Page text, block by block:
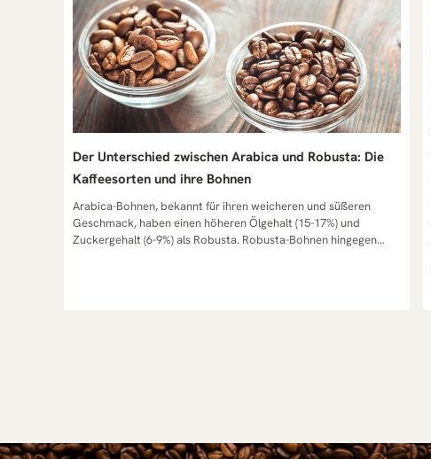
Der Unterschied zwischen Arabica und Robusta: Die
Kaffeesorten und ihre Bohnen
Arabica-Bohnen, bekannt für ihren weicheren und süßeren Geschmack, haben einen höheren Ölgehalt (15-17%) und Zuckergehalt (6-9%) als Robusta. Robusta-Bohnen hingegen bieten einen stärkeren, oft bitteren Geschmack mit höherem Koffeingehalt und gedeihen besser in heißen, niedrigeren Lagen. Arabica beansprucht kühlere, höhere Anbauhöhen und wird wegen seines reichhaltigen Geschmacks geschätzt, während Robusta häufig in Instant-Kaffee und als kostengünstige Alternative in Mischungen verwendet wird. Arabica Robusta Geschmack weicher, süßer und komplexer Geschmack mit fruchtigen und beerigen Noten stärker, oft als bitterbeschrieben mit nussigen oder erdigen Untertönen Koffeingehalt niedrigerer Koffeingehalt höherer Koffeingehalt, macht stärker und bitterer Anbauklima hohe Lagen mit kühlerem Klima (Berghänge) niedrigere, heißere Klimazonen, weniger empfindlich Preis und Verfügbarkeit teurer, qualitativ hochwertiger, anspruchsvollerer Anbau günstiger, oft in Instant-Kaffee und Mischungen als Füllstoff Bohnenform und Größe größer und ovaler kleiner und runder Ölgehalt und Säure höherer Ölgehalt und höhere Säure für reichhaltigeren Geschmack niedrigerer Säuregehalt Geschmack: Arabica-Kaffee wird oft für seinen weicheren, süßeren und komplexeren Geschmack geschätzt, der fruchtige und beerige Noten enthalten kann. Robusta hingegen hat einen stärkeren, oft als bitter beschriebenen Geschmack mit nussigen oder erdigen Untertönen. Koffeingehalt: Robusta-Bohnen enthalten in der Regel mehr Koffein als Arabica-Bohnen. Dies macht Robusta stärker und bitterer im Geschmack und erhöht auch seine natürliche Resistenz gegen Schädlinge. Anbauklima: Arabica-Kaffee wird in höheren Lagen mit kühlerem Klima angebaut, typischerweise an Berghängen. Robusta ist weniger empfindlich und kann in niedrigeren, heißeren Klimazonen wachsen, wo Arabica nicht gedeiht. Preis und Verfügbarkeit: Arabica-Bohnen sind in der Regel teurer als Robusta-Bohnen, da der Anbau anspruchsvoller ist und sie als qualitativ hochwertiger angesehen werden. Robusta wird oft in Instant-Kaffee und als Füllstoff in Kaffeemischungen verwendet, um die Kosten zu senken. Bohnenform und Größe: Arabica-Bohnen sind tendenziell größer und haben eine ovalere Form, während Robusta-Bohnen kleiner und runder sind. Ölgehalt und Säure: Arabica-Bohnen haben einen höheren Ölgehalt und eine höhere Säure, was zu einem reichhaltigeren Geschmack und einer größeren Geschmacksvielfalt führt. Robusta hat in der Regel einen niedrigeren Säuregehalt. Diese Unterschiede führen dazu, dass Arabica und Robusta in unterschiedlichen Kaffeespezialitäten und -mischungen verwendet werden, um bestimmte Geschmacksprofile und Stärken zu erreichen. Weltweit unterscheiden Kaffee-Experten vor allem zwei besonders bedeutende Sorten der Kaffeepflanze: „Arabica“ und „Robusta“. „Coffea Arabica“ und „Coffea Canephora Robusta” gelten als wirtschaftlich wichtigste und außerdem bekannteste Sorten. Insgesamt wird allerdings mehr als doppelt so viel Arabica-Kaffee angebaut wie Robusta-Kaffee. Daneben gibt es natürlich noch einige andere Bohnenarten, doch die sind vergleichsweise selten. Arabica und Robusta sind die zwei Hauptarten von Kaffeebohnen, die heute auf dem Markt erhältlich sind. Aber was unterscheidet sie wirklich voneinander? Arabica VS Robusta: Ein Duell der Kaffeegiganten Kaffee, das Getränk, das von Millionen Menschen weltweit geliebt wird, hat viele Gesichter. Die zwei dominierenden Gesichter in dieser facettenreichen Welt sind Arabica und Robusta. Aber was unterscheidet diese beiden Kaffeesorten, und welche ist die richtige für Sie? Lassen Sie uns in die spannende Welt von Arabica und Robusta Kaffee eintauchen. Arabica Kaffeebohnen sind eher anspruchsvoll Die Arabica-Bohne, oft als die edlere der beiden bezeichnet, hat ihre Wurzeln in Äthiopien. Sie gilt als die älteste bekannte Kaffeebohne und ist heute für etwa 60-70% des weltweiten Kaffeekonsums verantwortlich. Arabica-Kaffeebohnen sind oval geformt und weisen oft eine geschwungene Mitte der Bohne auf. Beim Arabica steht der Geschmack im Vordergrund: Die Bohnen sind bekannt für ihre aromatischen, milden und oft fruchtigen Noten. Er kann Aromen von Beeren, Schokolade oder sogar Wein haben. Doch diese Aromavielfalt hat ihren Preis. Die Arabica-Pflanze ist anfällig für Krankheiten und Schädlinge, was den Anbau herausfordernd macht. Sie bevorzugt Höhenlagen und spezielle Klimabedingungen, die hauptsächlich in Ländern rund um den Äquator gefunden werden können. Robusta Kaffeebohnen haben weniger Ansprüche Im Gegensatz dazu steht die Robusta-Bohne, die rundlicher ist und oft als die „robustere“ der beiden gilt. Ursprünglich aus Westafrika stammend, hat sich die Robusta-Bohne vor allem in Ländern wie Vietnam und Indonesien durchgesetzt. Sie ist weniger anfällig für Krankheiten und kann in tieferen Lagen und in verschiedenen Klimazonen angebaut werden. Geschmacklich ist Robusta erdiger und oft bitterer als Arabica. Viele Kaffeetrinker schätzen jedoch den kräftigen Geschmack des Robusta-Kaffees, insbesondere in Espressomischungen, wo der Robusta-Anteil für eine dichte Crema auf dem Espresso sorgt. Zudem hat die Robusta-Bohne einen höheren Koffeingehalt, was sie bei vielen Menschen beliebt macht, die einen extra Kick am Morgen suchen. In diesem Duell zwischen Arabica und Robusta gibt es keinen klaren Gewinner. Beide haben ihre Stärken und bieten Kaffeeliebhabern auf der ganzen Welt ein einzigartiges Geschmackserlebnis. Unterschiede im Geschmack und Aroma Arabica oder Robusta – worin liegt der Unterschied? Die beiden Kaffeesorten unterscheiden sich auch geschmacklich. Arabica-Bohnen gelten als vielfältiger, weicher, harmonischer, weniger bitter, mild und insgesamt deutlich aromatischer. Arabica enthält viele Kaffeeöle und schmeckt oft fruchtig, süß oder beerig. Den meisten Menschen schmeckt die Sorte gerade hierzulande deshalb besser. Auch seine Bekömmlichkeit trägt dazu bei, dass er als beliebter gilt. Robustas haben im Gegensatz dazu einen besseren Körper. Die Bohnen schmecken bitterer sowie erdig, satt und holzig. Vor allem in Süditalien wird dieser dunkle Geschmack meist vorgezogen. Espressomischungen bestehen in der Regel zu großen Teilen aus Robusta-Kaffee. Zusammen mit Zucker verschmilzt der Geschmack zu einer angenehmen Karamellnote. Durch den geringeren Anteil an Ölen ist die Creme deutlich länger haltbar. Arabica-Kaffee: Arabica-Bohnen sind für ihre feinen und komplexen Aromen bekannt. Beim Arabica können Sie oft fruchtige, nussige oder sogar blumige Noten wahrnehmen. Der Geschmack ist in der Regel milder und weniger bitter als der von Robusta. Ein gut gerösteter Arabica kann Geschmacksnoten von Beeren, Karamell, Schokolade oder sogar Zitrusfrüchten haben. Robusta-Kaffee: Robusta hingegen hat ein kräftigeres und oft erdigeres Aroma. Dieser Kaffee hat weniger Säure als Arabica, was ihn geschmacklich oft bitterer macht. Aufgrund seines starken Geschmacks und seiner dichten Crema wird Robusta oft in Espressomischungen verwendet. Arabica-Kaffee: Arabica-Bohnen sind für ihre feinen und komplexen Aromen bekannt. Beim Arabica können Sie oft fruchtige, nussige oder sogar blumige Noten wahrnehmen. Der Geschmack ist in der Regel milder und weniger bitter als der von Robusta. Es ist diese Vielfalt und Komplexität, die Arabica-Kaffees bei Kaffeekennern so beliebt macht. Ein gut gerösteter Arabica kann Geschmacksnoten von Beeren, Karamell, Schokolade oder sogar Zitrusfrüchten haben. Diese Vielfalt im Geschmack und Aroma macht den Arabica Kaffee zu einer idealen Wahl für diejenigen, die einen sanften und aromatischen Kaffee bevorzugen. Robusta-Kaffee: Robusta hingegen hat ein kräftigeres und oft erdigeres Aroma. Dieser Kaffee hat weniger Säure als Arabica, was ihn geschmacklich oft bitterer macht. Es ist nicht ungewöhnlich, holzige oder rauchige Noten in einem Robusta-Kaffee zu finden. Aufgrund seines starken Geschmacks und seiner dichten Crema wird Robusta oft in Espressomischungen verwendet. Der robuste Charakter dieser Bohnen ergänzt oft den süßen und milden Geschmack von Arabica in diesen Mischungen. Es ist wichtig zu beachten, dass die Röstung ebenfalls eine entscheidende Rolle beim Geschmack des Kaffees spielt. Ein dunkel gerösteter Arabica kann geschmacklich sehr nahe an einen mittel gerösteten Robusta herankommen und umgekehrt. Auch bei der Verarbeitung unterscheiden sich die beiden: Arabica wird häufig im „washed process“ (nass) aufbereitet, was zu mehr Klarheit und Frische führt. Am Ende des Tages sind Geschmack und Aroma subjektiv. Was für den einen Kaffeetrinker himmlisch ist, mag für den anderen zu stark oder zu mild sein. Es ist die Vielfalt von Arabica und Robusta, die es uns ermöglicht, unsere perfekte Tasse Kaffee zu finden und zu genießen. Qualität und Preis beider Kaffeebohnen Arabica-Kaffee:Er wird oft als der qualitativ hochwertigere der beiden angesehen. Dies liegt zum Teil an ihrem feinen Aroma und ihrem komplexen Geschmacksprofil, aber auch an den Anforderungen ihres Anbaus. Der Anbau ist schwieriger und riskanter. Zudem bevorzugen sie spezielle Höhenlagen und Klimabedingungen. All diese Faktoren führen dazu, dass Arabica-Kaffees in der Regel teurer sind als Robusta-Kaffees. Es ist jedoch wichtig zu beachten, dass es auch innerhalb der Arabica-Sorten erhebliche Qualitäts- und Preisunterschiede geben kann, je nach Anbaugebiet, Röstung und Verarbeitung. Arabica-Bohnen sind teurer in der Produktion, da sie empfindlicher sind und spezifischere Anbaubedingungen erfordern. Dies spiegelt sich oft in höheren Preisen für Endverbraucher wider. Sie machen etwa 60-70% des weltweiten Kaffeemarktes aus. Robusta-Kaffee:Die Robusta-Bohne ist in der Regel günstiger. Dies liegt zum Teil an den geringeren Anbaukosten. Robusta-Pflanzen sind widerstandsfähiger gegen Krankheiten und Schädlinge und können in einer breiteren Palette von Klima- und Höhenlagen angebaut werden. Dies reduziert die Risiken und Kosten des Anbaus